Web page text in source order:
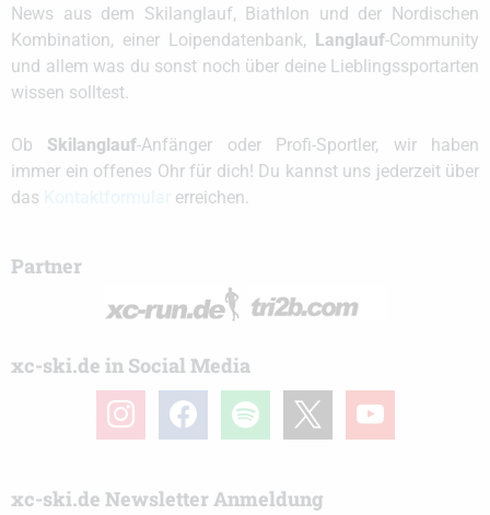
News aus dem Skilanglauf, Biathlon und der Nordischen
Kombination, einer Loipendatenbank,
Langlauf-Community
und allem was du sonst noch über deine Lieblingssportarten
wissen solltest.
Ob Skilanglauf-Anfänger oder Profi-Sportler, wir haben
immer ein offenes Ohr für dich! Du kannst uns jederzeit über
das
erreichen.
Partner
xc-ski.de in Social Media
instagramfacebook spotify youtube
xc-ski.de Newsletter Anmeldung